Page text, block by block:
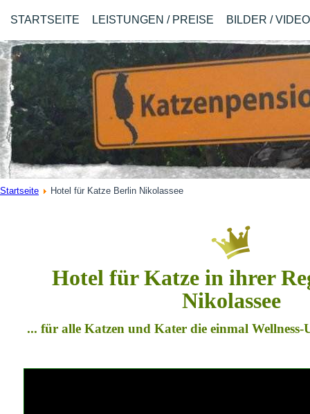
STARTSEITE LEISTUNGEN / PREISE BILDER /
Startseite Hotel für Katze Berlin Nikolassee
Hotel für Katze in ihrer
Nikolassee
... für alle Katzen und Kater die einmal